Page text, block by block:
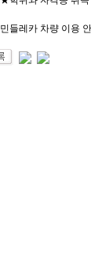
민들레카 차량 이용